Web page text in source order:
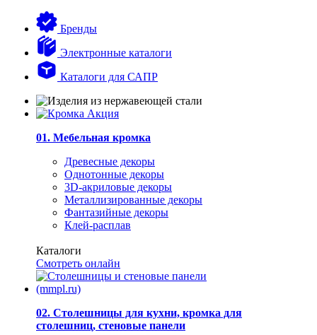
Бренды
Электронные каталоги
Каталоги для САПР
01. Мебельная кромка
Древесные декоры
Однотонные декоры
3D-акриловые декоры
Металлизированные декоры
Фантазийные декоры
Клей-расплав
Каталоги
Смотреть онлайн
02. Столешницы для кухни, кромка для
столешниц, стеновые панели